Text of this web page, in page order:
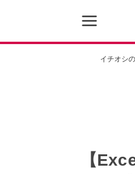
イチオシ
【